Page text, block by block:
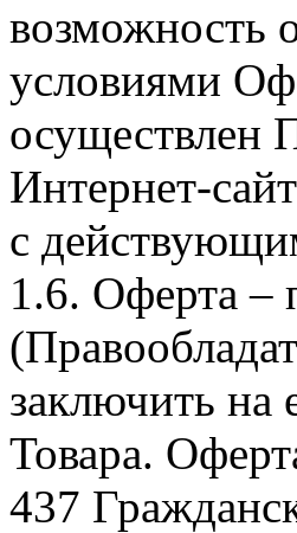
возможность
условиями
осуществлен
Интернет-
с
1.6. Оферта –
заключить на
Товара.
437